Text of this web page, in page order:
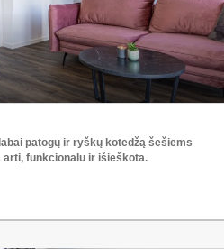
patogų ir ryškų kotedžą šešiems
arti, funkcionalu ir išieškota.